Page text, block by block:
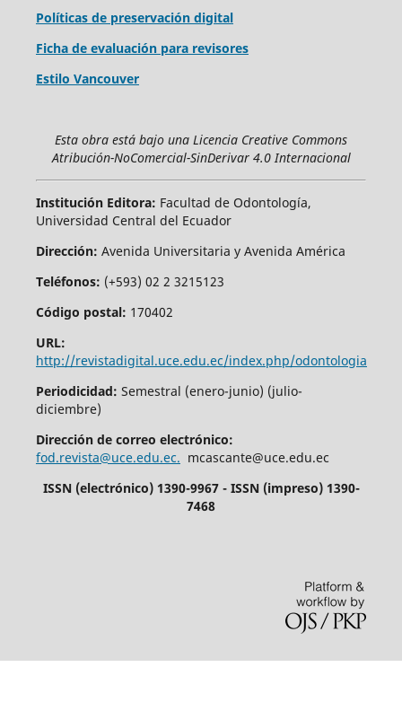
Políticas de preservación digital
Ficha de evaluación para revisores
Estilo Vancouver
Esta obra está bajo una Licencia Creative Commons
Atribución-NoComercial-SinDerivar 4.0 Internacional
Institución Editora: Facultad de Odontología,
Universidad Central del Ecuador
Dirección: Avenida Universitaria y Avenida América
Teléfonos: (+593) 02 2 3215123
Código postal: 170402
URL:
http://revistadigital.uce.edu.ec/index.php/odontologia
Periodicidad: Semestral (enero-junio) (julio-
diciembre)
Dirección de correo electrónico:
fod.revista@uce.edu.ec. mcascante@uce.edu.ec
ISSN (electrónico) 1390-9967 - ISSN (impreso) 1390-
7468